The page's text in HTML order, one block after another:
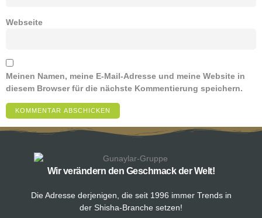
Webseite
Meinen Namen, meine E-Mail-Adresse und meine Website in
diesem Browser für die nächste Kommentierung speichern.
Wir verändern den Geschmack der Welt!
Die Adresse derjenigen, die seit 1996 immer Trends in
der Shisha-Branche setzen!